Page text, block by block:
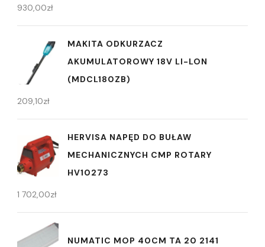
930,00zł
MAKITA ODKURZACZ
AKUMULATOROWY 18V LI-LON
(MDCL180ZB)
209,10zł
HERVISA NAPĘD DO BUŁAW
MECHANICZNYCH CMP ROTARY
HV10273
1 702,00zł
NUMATIC MOP 40CM TA 20 2141